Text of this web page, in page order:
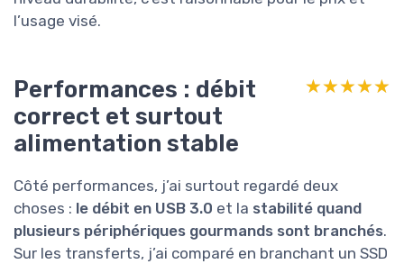
l’usage visé.
Performances : débit
correct et surtout
alimentation stable
★★★★★
★★★★★
Côté performances, j’ai surtout regardé deux
choses : le débit en USB 3.0 et la stabilité quand
plusieurs périphériques gourmands sont branchés.
Sur les transferts, j’ai comparé en branchant un SSD